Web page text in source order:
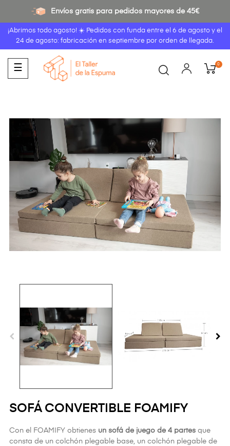
Envíos gratis para pedidos mayores de 45€
¡Abrimos todo agosto! ☀️ Pedidos con funda entre el 6 de agosto y el
24 de agosto: fabricación en septiembre por orden de llegada.
Navegación
de
☰ 0
SOFÁ CONVERTIBLE FOAMIFY
Con el FOAMIFY obtienes un sofá de juego de 4 partes que
consta de un colchón plegable base, un colchón plegable de